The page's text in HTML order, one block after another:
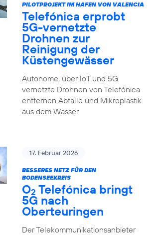
PILOTPROJEKT IM HAFEN VON VALENCIA
Telefónica erprobt
5G-vernetzte
Drohnen zur
Reinigung der
Küstengewässer
Autonome, über IoT und 5G
vernetzte Drohnen von Telefónica
entfernen Abfälle und Mikroplastik
aus dem Wasser
17. Februar 2026
BESSERES NETZ FÜR DEN
BODENSEEKREIS
O2 Telefónica bringt
5G nach
Oberteuringen
Der Telekommunikationsanbieter